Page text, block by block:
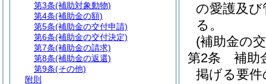
の愛護及
る。
(補助金の
第2条
補助
掲げる要
第3条(補助対象動物)
第4条(補助金の額)
第5条(補助金の交付申請)
第6条(補助金の交付決定)
第7条(補助金の請求)
第8条(補助金の返還)
第9条(その他)
附則